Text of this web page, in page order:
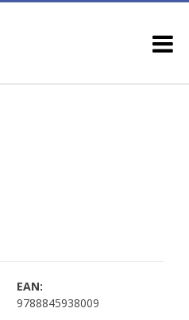
EAN:
9788845938009